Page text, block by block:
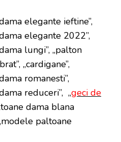
elegante ieftine”,
elegante 2022”,
lungi”, „palton
„cardigane”,
romanesti”,
reduceri”, „geci de
dama blana
paltoane